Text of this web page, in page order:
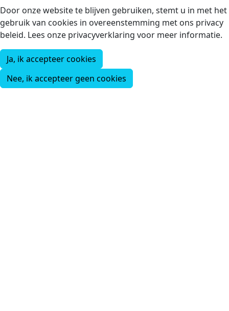
Door onze website te blijven gebruiken, stemt u in met het
gebruik van cookies in overeenstemming met ons privacy
beleid. Lees onze privacyverklaring voor meer informatie.
Ja, ik accepteer cookies
Nee, ik accepteer geen cookies